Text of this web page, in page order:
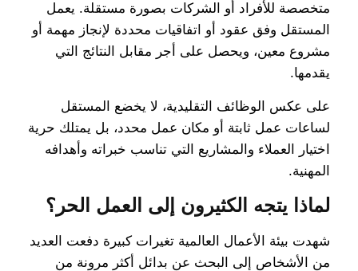
متخصصة للأفراد أو الشركات بصورة مستقلة. يعمل
المستقل وفق عقود أو اتفاقيات محددة لإنجاز مهمة أو
مشروع معين، ويحصل على أجر مقابل النتائج التي
يقدمها.
على عكس الوظائف التقليدية، لا يخضع المستقل
لساعات عمل ثابتة أو مكان عمل محدد، بل يمتلك حرية
اختيار العملاء والمشاريع التي تناسب خبراته وأهدافه
المهنية.
لماذا يتجه الكثيرون إلى العمل الحر؟
شهدت بيئة الأعمال العالمية تغيرات كبيرة دفعت العديد
من الأشخاص إلى البحث عن بدائل أكثر مرونة من